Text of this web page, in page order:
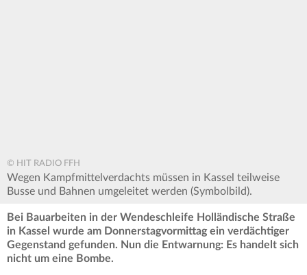
© HIT RADIO FFH
Wegen Kampfmittelverdachts müssen in Kassel teilweise
Busse und Bahnen umgeleitet werden (Symbolbild).
Bei Bauarbeiten in der Wendeschleife Holländische Straße
in Kassel wurde am Donnerstagvormittag ein verdächtiger
Gegenstand gefunden. Nun die Entwarnung: Es handelt sich
nicht um eine Bombe.